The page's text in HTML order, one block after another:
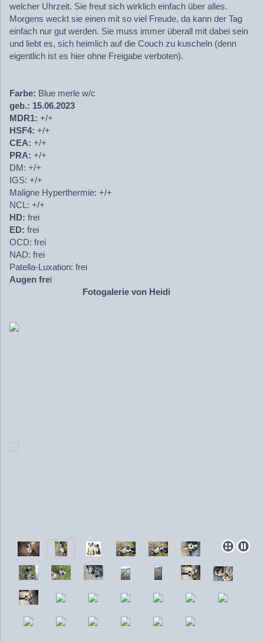
welcher Uhrzeit. Sie freut sich wirklich einfach über alles.
Morgens weckt sie einen mit so viel Freude, da kann der Tag
einfach nur gut werden. Sie muss immer überall mit dabei sein
und liebt es, sich heimlich auf die Couch zu kuscheln (denn
eigentlich ist es hier ohne Freigabe verboten).
Farbe: Blue merle w/c
geb.: 15.06.2023
MDR1: +/+
HSF4: +/+
CEA: +/+
PRA: +/+
DM: +/+
IGS: +/+
Maligne Hyperthermie: +/+
NCL: +/+
HD: frei
ED: frei
OCD: frei
NAD: frei
Patella-Luxation: frei
Augen frei
Fotogalerie von Heidi